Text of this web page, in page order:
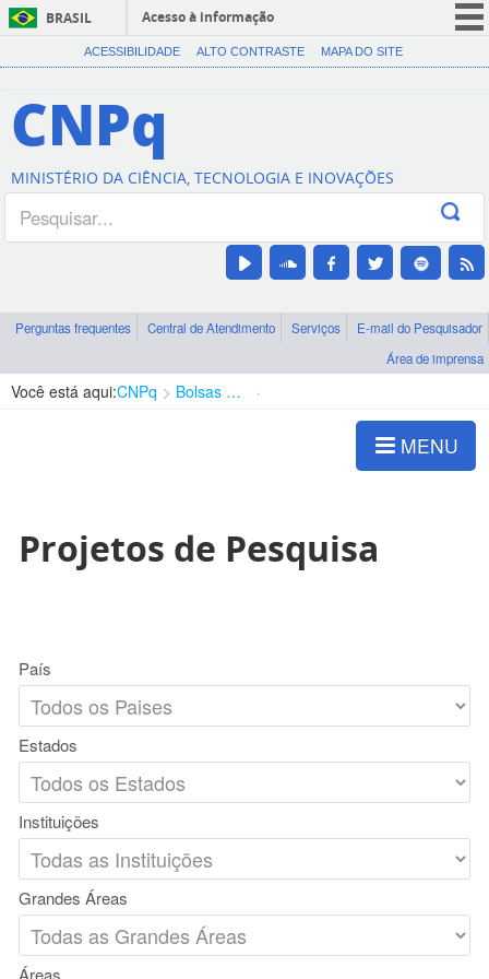
BRASIL
Acesso à informação
CORONAVÍRUS (COVID-19)
Canais
ACESSIBILIDADE ALTO CONTRASTE MAPA DO SITE
CNPq
MINISTÉRIO DA CIÊNCIA, TECNOLOGIA E INOVAÇÕES
Perguntas frequentes Central de Atendimento Serviços
E-mail do Pesquisador
Área de imprensa
Você está aqui:CNPq Bolsas e Auxílios Vigentes
MENU
Projetos de Pesquisa
País
Estados
Instituições
Grandes Áreas
Áreas